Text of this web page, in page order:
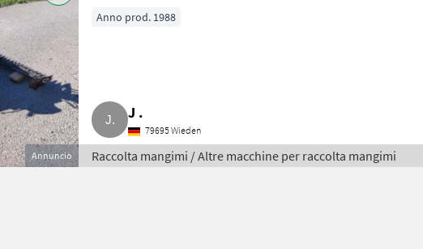
Annuncio
Anno prod. 1988
J .
79695 Wieden
Raccolta mangimi / Altre macchine per raccolta mangimi